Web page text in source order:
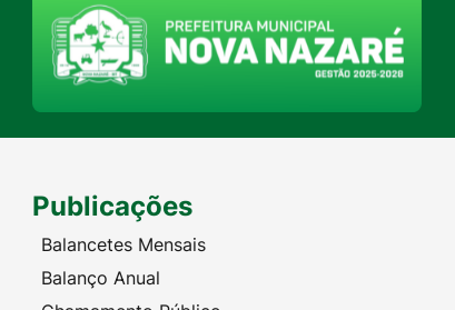
Publicações
Balancetes Mensais
Balanço Anual